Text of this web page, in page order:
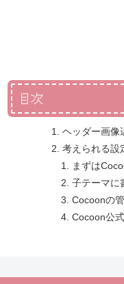
目次
ヘッダー画像
考えられる設
まずは
子テーマに
Cocoonの
Cocoon公